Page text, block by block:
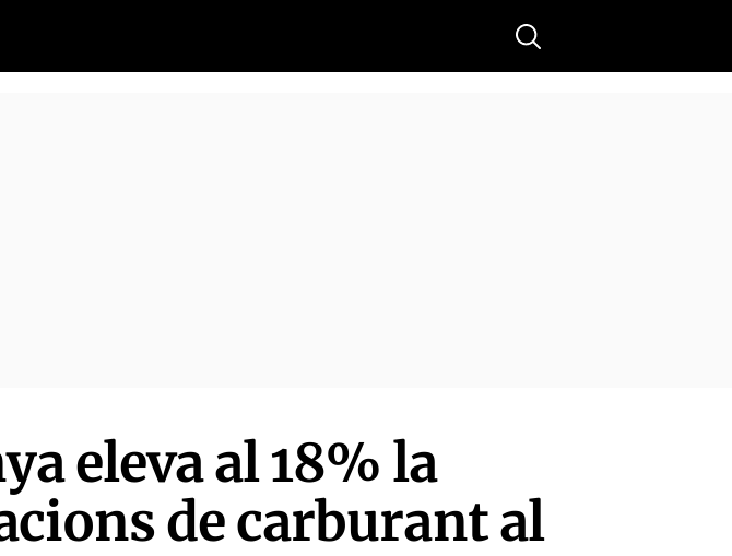
Buscar
eleva al 18% la
de carburant al